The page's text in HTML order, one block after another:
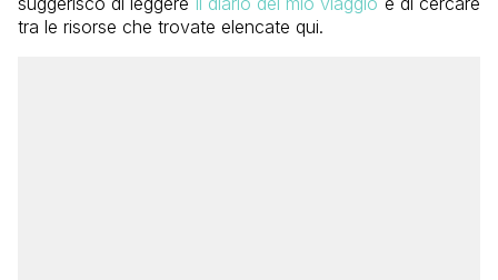
tra le risorse che trovate elencate qui.